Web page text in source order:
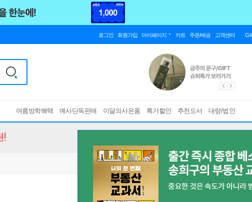
로그인 회원가입 마이페이지 카트 주문/배송 고객센터
여름방학혜택 예사단독판매 이달의사은품 특가할인 추천도서 대량/법인
!